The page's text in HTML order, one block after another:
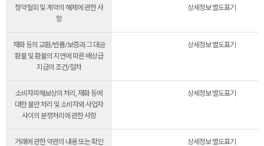
청약철회 및 계약의 해제에 관한 사
항
상세정보 별도표기
재화 등의 교환/반품/보증과 그 대금
환불 및 환불의 지연에 따른 배상급
지급의 조건/절차
상세정보 별도표기
소비자피해보상의 처리, 재화 등에
대한 불만 처리 및 소비자와 사업자
사이의 분쟁처리에 관한 사항
상세정보 별도표기
거래에 관한 약관의 내용 또는 확인
상세정보 별도표기